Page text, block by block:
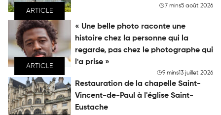
ARTICLE
7 mins5 août 2026
ARTICLE
« Une belle photo raconte une
histoire chez la personne qui la
regarde, pas chez le photographe qui
l'a prise »
9 mins13 juillet 2026
Restauration de la chapelle Saint-
Vincent-de-Paul à l'église Saint-
Eustache